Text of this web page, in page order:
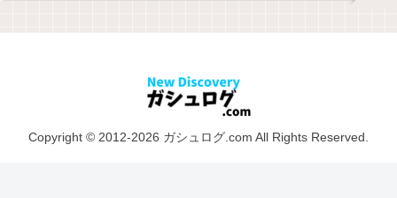
Copyright © 2012-2026 ガシュログ.com All Rights Reserved.